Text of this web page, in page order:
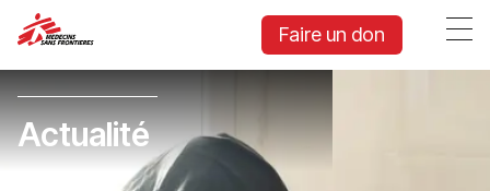
Faire un don
Actualité